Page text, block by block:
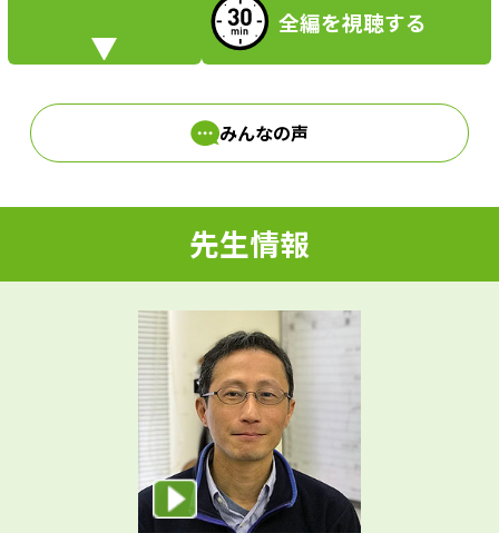
i
d
e
o
全編を視聴する
みんなの声
先生情報